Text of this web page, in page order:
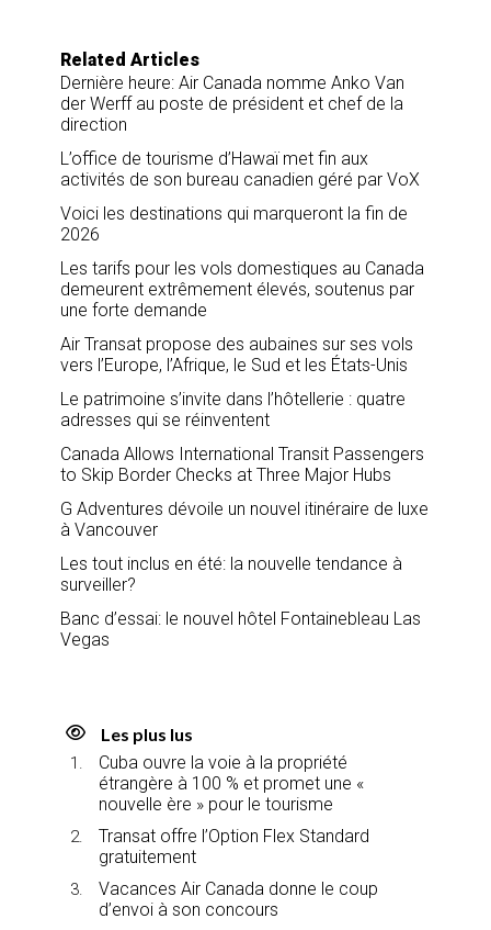
Related Articles
Dernière heure: Air Canada nomme Anko Van
der Werff au poste de président et chef de la
direction
L’office de tourisme d’Hawaï met fin aux
activités de son bureau canadien géré par VoX
Voici les destinations qui marqueront la fin de
2026
Les tarifs pour les vols domestiques au Canada
demeurent extrêmement élevés, soutenus par
une forte demande
Air Transat propose des aubaines sur ses vols
vers l’Europe, l’Afrique, le Sud et les États-Unis
Le patrimoine s’invite dans l’hôtellerie : quatre
adresses qui se réinventent
Canada Allows International Transit Passengers
to Skip Border Checks at Three Major Hubs
G Adventures dévoile un nouvel itinéraire de luxe
à Vancouver
Les tout inclus en été: la nouvelle tendance à
surveiller?
Banc d’essai: le nouvel hôtel Fontainebleau Las
Vegas
Les plus lus
Cuba ouvre la voie à la propriété
étrangère à 100 % et promet une «
nouvelle ère » pour le tourisme
Transat offre l’Option Flex Standard
gratuitement
Vacances Air Canada donne le coup
d’envoi à son concours